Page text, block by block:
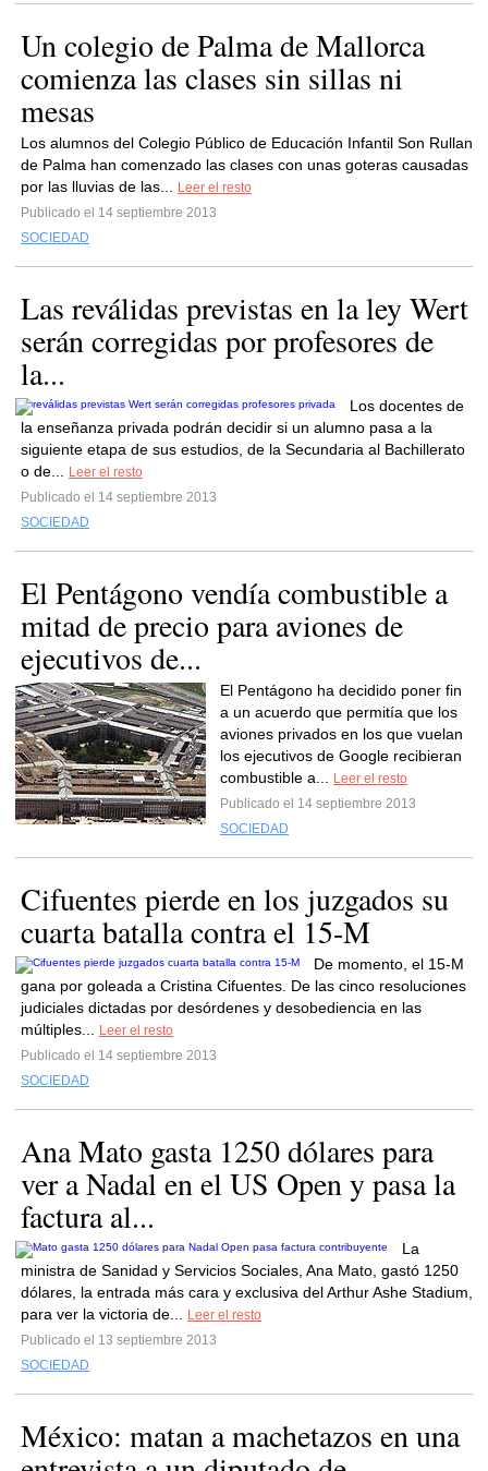
Un colegio de Palma de Mallorca
comienza las clases sin sillas ni
mesas
Los alumnos del Colegio Público de Educación Infantil Son Rullan
de Palma han comenzado las clases con unas goteras causadas
por las lluvias de las...
Leer el resto
Publicado el 14 septiembre 2013
SOCIEDAD
Las reválidas previstas en la ley Wert
serán corregidas por profesores de
la...
Los docentes de
la enseñanza privada podrán decidir si un alumno pasa a la
siguiente etapa de sus estudios, de la Secundaria al Bachillerato
o de...
Leer el resto
Publicado el 14 septiembre 2013
SOCIEDAD
El Pentágono vendía combustible a
mitad de precio para aviones de
ejecutivos de...
El Pentágono ha decidido poner fin
a un acuerdo que permitía que los
aviones privados en los que vuelan
los ejecutivos de Google recibieran
combustible a...
Leer el resto
Publicado el 14 septiembre 2013
SOCIEDAD
Cifuentes pierde en los juzgados su
cuarta batalla contra el 15-M
De momento, el 15-M
gana por goleada a Cristina Cifuentes. De las cinco resoluciones
judiciales dictadas por desórdenes y desobediencia en las
múltiples...
Leer el resto
Publicado el 14 septiembre 2013
SOCIEDAD
Ana Mato gasta 1250 dólares para
ver a Nadal en el US Open y pasa la
factura al...
La
ministra de Sanidad y Servicios Sociales, Ana Mato, gastó 1250
dólares, la entrada más cara y exclusiva del Arthur Ashe Stadium,
para ver la victoria de...
Leer el resto
Publicado el 13 septiembre 2013
SOCIEDAD
México: matan a machetazos en una